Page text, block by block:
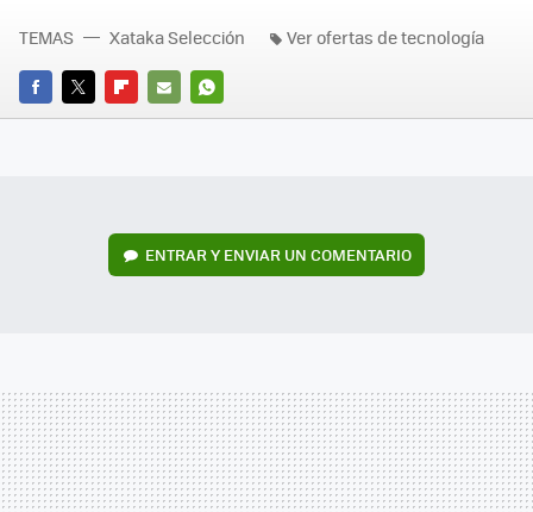
FACEBOOK
TWITTERFLIPBOARD
E-
WHATSAPP
TEMAS Xataka Selección Ver ofertas de tecnología
ENTRAR Y ENVIAR UN COMENTARIO